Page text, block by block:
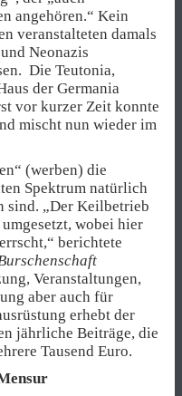
angehören.“ Kein
veranstalteten damals
Neonazis
Die Teutonia,
der Germania
vor kurzer Zeit konnte
mischt nun wieder im
(werben) die
Spektrum natürlich
sind. „Der Keilbetrieb
wobei hier
berichtete
Veranstaltungen,
aber auch für
erhebt der
jährliche Beiträge, die
Tausend Euro.